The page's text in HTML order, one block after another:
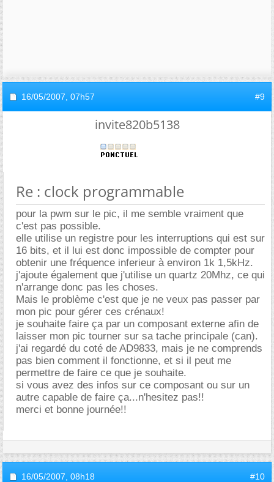
16/05/2007, 07h57 #9
invite820b5138
Re : clock programmable
pour la pwm sur le pic, il me semble vraiment que
c'est pas possible.
elle utilise un registre pour les interruptions qui est sur
16 bits, et il lui est donc impossible de compter pour
obtenir une fréquence inferieur à environ 1k 1,5kHz.
j'ajoute également que j'utilise un quartz 20Mhz, ce qui
n'arrange donc pas les choses.
Mais le problème c'est que je ne veux pas passer par
mon pic pour gérer ces crénaux!
je souhaite faire ça par un composant externe afin de
laisser mon pic tourner sur sa tache principale (can).
j'ai regardé du coté de AD9833, mais je ne comprends
pas bien comment il fonctionne, et si il peut me
permettre de faire ce que je souhaite.
si vous avez des infos sur ce composant ou sur un
autre capable de faire ça...n'hesitez pas!!
merci et bonne journée!!
16/05/2007, 08h18 #10